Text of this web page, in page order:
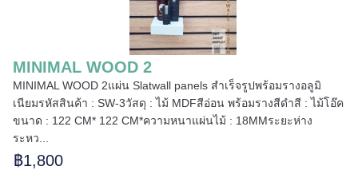
MINIMAL WOOD 2
MINIMAL WOOD 2แผ่น Slatwall panels สำเร็จรูปพร้อมรางอลูมิ
เนียมรหัสสินค้า : SW-3วัสดุ : ไม้ MDFสีอ่อน พร้อมรางสีดำสี : ไม้โอ๊ค
ขนาด : 122 CM* 122 CM*ความหนาแผ่นไม้ : 18MMระยะห่าง
ระหว...
฿1,800